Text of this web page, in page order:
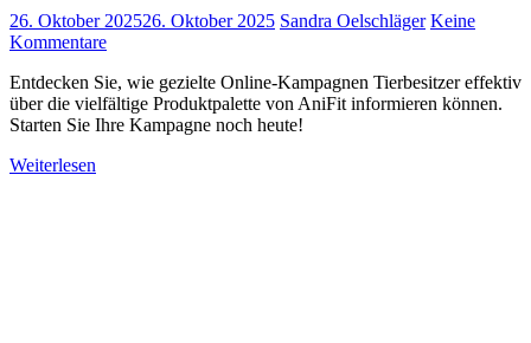
26. Oktober 202526. Oktober 2025 Sandra Oelschläger Keine
Kommentare
Entdecken Sie, wie gezielte Online-Kampagnen Tierbesitzer effektiv
über die vielfältige Produktpalette von AniFit informieren können.
Starten Sie Ihre Kampagne noch heute!
Weiterlesen